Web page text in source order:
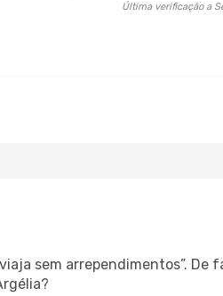
Última verificação a
sem arrependimentos”.